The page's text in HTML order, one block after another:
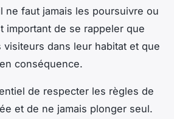
ne faut jamais les poursuivre ou
important de se rappeler que
visiteurs dans leur habitat et que
conséquence.
de respecter les règles de
et de ne jamais plonger seul.